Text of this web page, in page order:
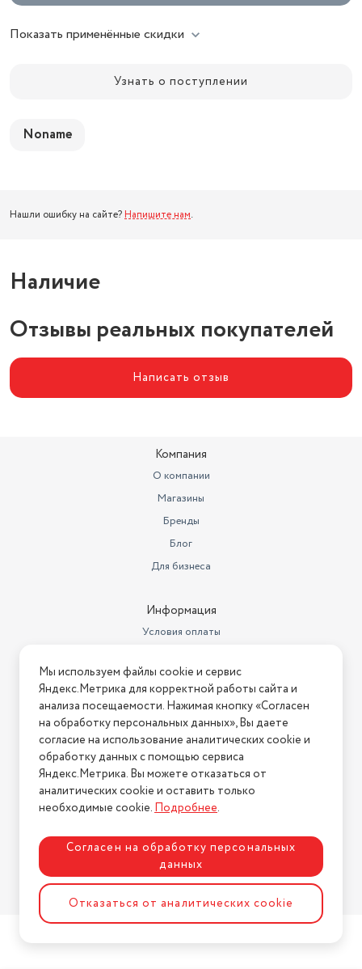
Показать применённые скидки
Узнать о поступлении
Noname
Нашли ошибку на сайте? Напишите нам.
Наличие
Отзывы реальных покупателей
Написать отзыв
Компания
О компании
Магазины
Бренды
Блог
Для бизнеса
Информация
Условия оплаты
Условия возврата
Нашли ошибку на сайте? Напишите нам
2026 © Интернет-магазин "АстМаркет". У нас есть всё!
Политика конфиденциальности
Разработка сайтаASTDESIGN
Мы используем файлы cookie и сервис
Яндекс.Метрика для корректной работы сайта и
анализа посещаемости. Нажимая кнопку «Согласен
на обработку персональных данных», Вы даете
согласие на использование аналитических cookie и
обработку данных с помощью сервиса
Яндекс.Метрика. Вы можете отказаться от
аналитических cookie и оставить только
необходимые cookie.Подробнее.
Согласен на обработку персональных
данных
Отказаться от аналитических cookie